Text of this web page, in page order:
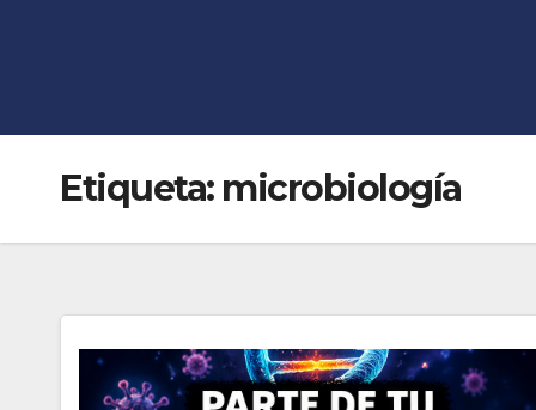
Etiqueta: microbiología